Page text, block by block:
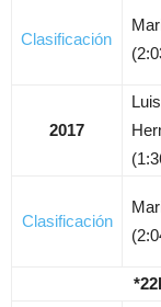
Clasificación
2017
Clasificación